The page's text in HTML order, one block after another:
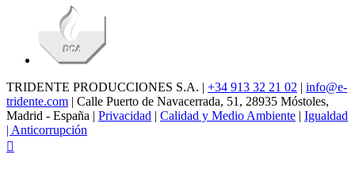
TRIDENTE PRODUCCIONES S.A. | +34 913 32 21 02 | info@e-
tridente.com | Calle Puerto de Navacerrada, 51, 28935 Móstoles,
Madrid - España | Privacidad | Calidad y Medio Ambiente | Igualdad
| Anticorrupción